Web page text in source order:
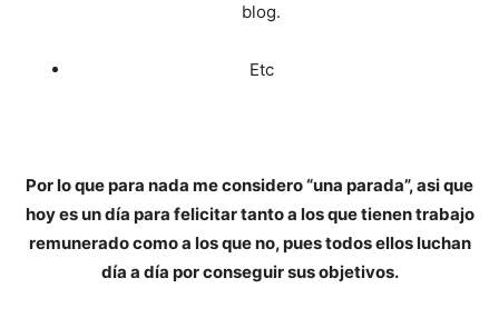
blog.
Etc
Por lo que para nada me considero “una parada”, asi que
hoy es un día para felicitar tanto a los que tienen trabajo
remunerado como a los que no, pues todos ellos luchan
día a día por conseguir sus objetivos.